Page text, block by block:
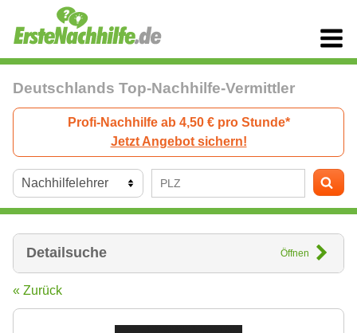
Deutschlands Top-Nachhilfe-Vermittler
Profi-Nachhilfe ab 4,50 € pro Stunde*
Jetzt Angebot sichern!
Detailsuche Öffnen
« Zurück